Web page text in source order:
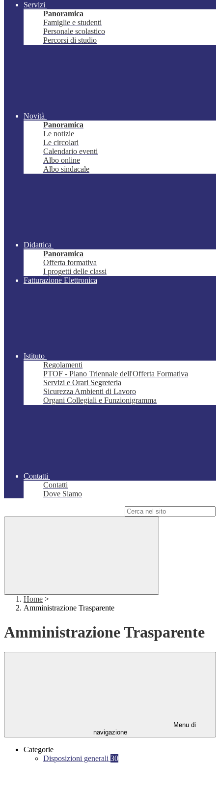
Servizi
Panoramica
Famiglie e studenti
Personale scolastico
Percorsi di studio
Novità
Panoramica
Le notizie
Le circolari
Calendario eventi
Albo online
Albo sindacale
Didattica
Panoramica
Offerta formativa
I progetti delle classi
Fatturazione Elettronica
Istituto
Regolamenti
PTOF - Piano Triennale dell'Offerta Formativa
Servizi e Orari Segreteria
Sicurezza Ambienti di Lavoro
Organi Collegiali e Funzionigramma
Contatti
Contatti
Dove Siamo
Home >
Amministrazione Trasparente
Amministrazione Trasparente
Menu di
navigazione
Categorie
Disposizioni generali 30